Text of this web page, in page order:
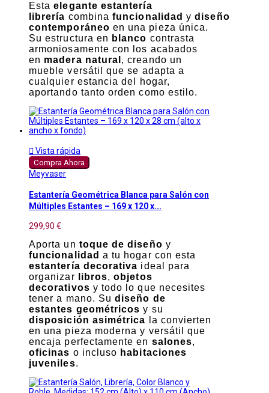
Estaelegante estantería
librería combinafuncionalidad ydiseño
contemporáneo en una pieza única.
Su estructura en blanco contrasta
armoniosamente con los acabados
en madera natural , creando un
mueble versátil que se adapta a
cualquier estancia del hogar,
aportando tanto orden como estilo.
 Vista rápida
Compra Ahora
Meyvaser
Estantería Geométrica Blanca para Salón con
Múltiples Estantes – 169 x 120 x...
299,90 €
Aporta un toque de diseño y
funcionalidad a tu hogar con esta
estantería decorativa ideal para
organizar
libros,objetos
decorativos y todo lo que necesites
tener a mano. Sudiseño de
estantes geométricos y su
disposición asimétrica la convierten
en una pieza moderna y versátil que
encaja perfectamente en salones,
oficinas o incluso habitaciones
juveniles.